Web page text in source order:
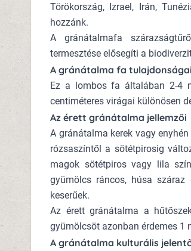
Törökország, Izrael, Irán,
hozzánk.
A gránátalmafa
termesztése elősegíti a
A gránátalma fa tulajdonságai
Ez a lombos fa általában 2-4
centiméteres virágai különösen
Az érett gránátalma jellemzői
A gránátalma kerek vagy
rózsaszíntől a sötétpirosig
magok sötétpiros vagy lila
gyümölcs ráncos, húsa
keserűek.
Az érett gránátalma a
gyümölcsöt azonban érdemes 1
A gránátalma kulturális